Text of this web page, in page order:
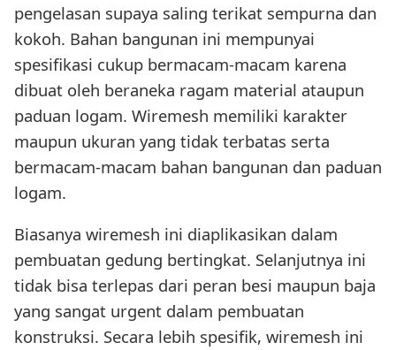
pengelasan supaya saling terikat sempurna dan
kokoh. Bahan bangunan ini mempunyai
spesifikasi cukup bermacam-macam karena
dibuat oleh beraneka ragam material ataupun
paduan logam. Wiremesh memiliki karakter
maupun ukuran yang tidak terbatas serta
bermacam-macam bahan bangunan dan paduan
logam.
Biasanya wiremesh ini diaplikasikan dalam
pembuatan gedung bertingkat. Selanjutnya ini
tidak bisa terlepas dari peran besi maupun baja
yang sangat urgent dalam pembuatan
konstruksi. Secara lebih spesifik, wiremesh ini